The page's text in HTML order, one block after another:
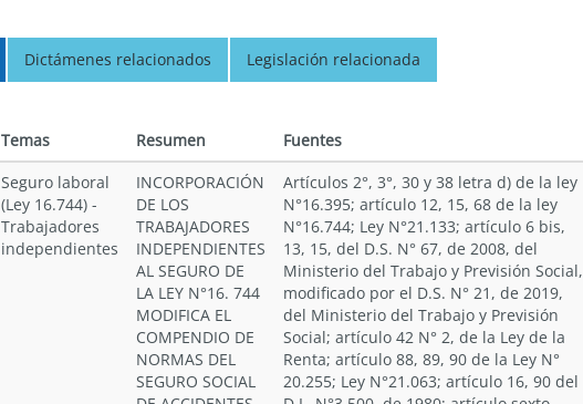
Dictámenes relacionados Legislación relacionada
Temas Resumen
Fuentes
Seguro laboral
(Ley 16.744) -
Trabajadores
independientes
INCORPORACIÓN
DE LOS
TRABAJADORES
INDEPENDIENTES
AL SEGURO DE
LA LEY N°16. 744
MODIFICA EL
COMPENDIO DE
NORMAS DEL
SEGURO SOCIAL
Artículos 2°, 3°, 30 y 38 letra d) de la ley
N°16.395; artículo 12, 15, 68 de la ley
N°16.744; Ley N°21.133; artículo 6 bis,
13, 15, del D.S. N° 67, de 2008, del
Ministerio del Trabajo y Previsión Social,
modificado por el D.S. N° 21, de 2019,
del Ministerio del Trabajo y Previsión
Social; artículo 42 N° 2, de la Ley de la
Renta; artículo 88, 89, 90 de la Ley N°
20.255; Ley N°21.063; artículo 16, 90 del